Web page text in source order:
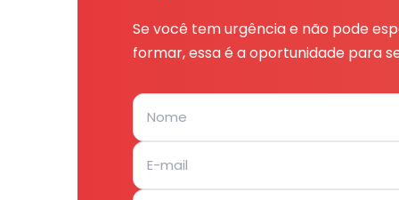
Se você tem urgência e não pode
formar, essa é a oportunidade para